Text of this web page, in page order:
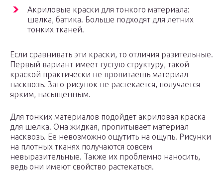
Акриловые краски для тонкого материала:
шелка, батика. Больше подходят для летних
тонких тканей.
Если сравнивать эти краски, то отличия разительные.
Первый вариант имеет густую структуру, такой
краской практически не пропитаешь материал
насквозь. Зато рисунок не растекается, получается
ярким, насыщенным.
Для тонких материалов подойдет акриловая краска
для шелка. Она жидкая, пропитывает материал
насквозь. Ее невозможно ощутить на ощупь. Рисунки
на плотных тканях получаются совсем
невыразительные. Также их проблемно наносить,
ведь они имеют свойство растекаться.